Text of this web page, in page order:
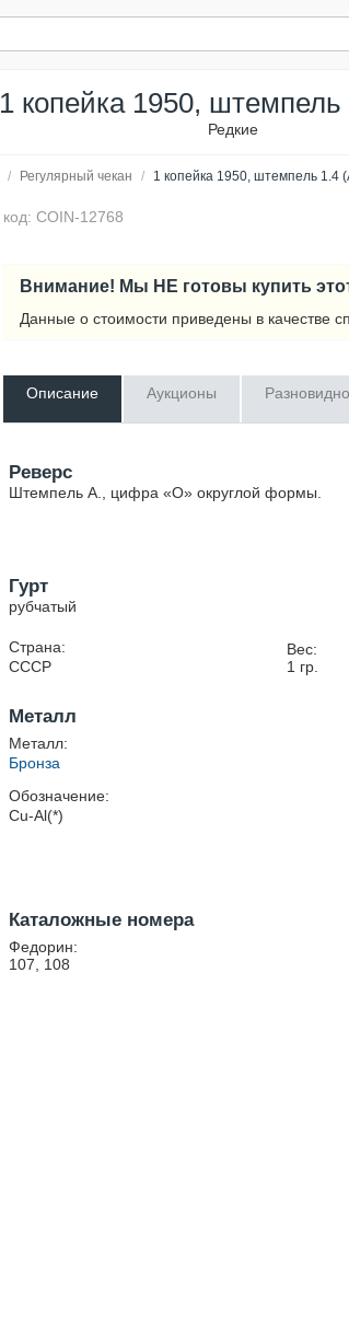
1 копейка 1950,
Редкие
/ Регулярный чекан / 1 копейка 1950, штемпель 1.4
код: COIN-12768
Внимание! Мы НЕ готовы купить
Данные о стоимости приведены в качестве
Описание Аукционы
Реверс
Штемпель А., цифра «О» округлой формы.
Гурт
рубчатый
Страна:
СССР
Вес:
1 гр.
Металл
Металл:
Бронза
Обозначение:
Cu-Al(*)
Каталожные номера
Федорин:
107, 108